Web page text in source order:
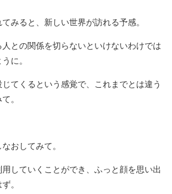
みると、新しい世界が訪れる予感。
との関係を切らないといけないわけでは
に。
てくるという感覚で、これまでとは違う
。
おしてみて。
していくことができ、ふっと顔を思い出
。